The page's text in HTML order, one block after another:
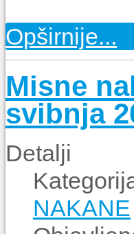
Opširnije...
Misne
svibnja
Detalji
NAKANE